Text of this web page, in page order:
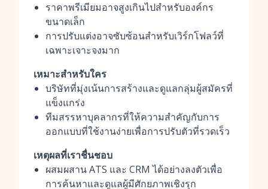
ราคาพรีเมียมอาจสูงเกินไปสำหรับองค์กร
ขนาดเล็ก
การปรับแต่งอาจซับซ้อนสำหรับเวิร์กโฟลว์ที่
เฉพาะเจาะจงมาก
เหมาะสำหรับใคร
บริษัทที่มุ่งเน้นการสร้างและดูแลกลุ่มผู้สมัครที่
แข็งแกร่ง
ทีมสรรหาบุคลากรที่ให้ความสำคัญกับการ
ออกแบบที่ใช้งานง่ายเพื่อการปรับตัวที่รวดเร็ว
เหตุผลที่เราชื่นชอบ
ผสมผสาน ATS และ CRM ได้อย่างลงตัวเพื่อ
การค้นหาและดูแลผู้มีศักยภาพเชิงรุก